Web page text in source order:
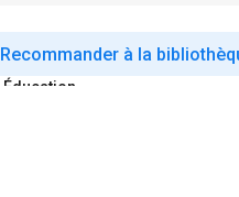
Recommander à la
Éducation